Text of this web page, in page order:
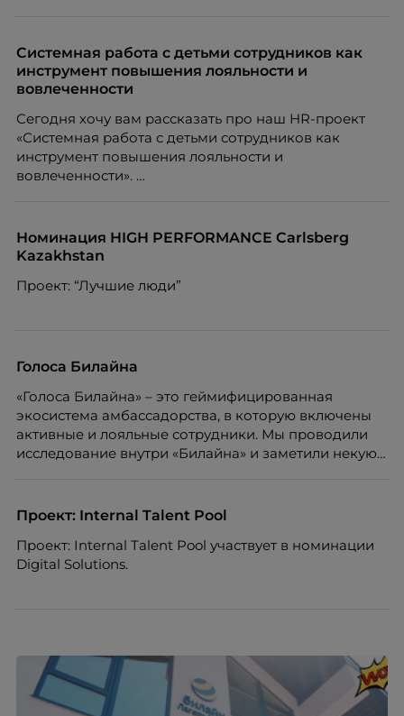
Системная работа с детьми сотрудников как
инструмент повышения лояльности и
вовлеченности
Сегодня хочу вам рассказать про наш HR-проект
«Системная работа с детьми сотрудников как
инструмент повышения лояльности и
вовлеченности».
Номинация HIGH PERFORMANCE Carlsberg
Kazakhstan
Проект: “Лучшие люди”
Голоса Билайна
«Голоса Билайна» – это геймифицированная
экосистема амбассадорства, в которую включены
активные и лояльные сотрудники. Мы проводили
исследование внутри «Билайна» и заметили некую
благодарности и публичного признания.
Проект: Internal Talent Pool
Проект: Internal Talent Pool участвует в номинации
Digital Solutions.